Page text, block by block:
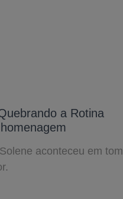
a Rotina
aconteceu em tom